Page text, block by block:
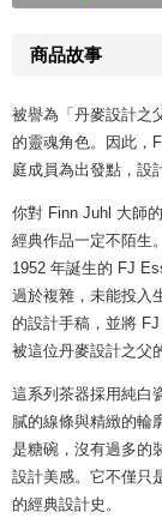
商品故事
被譽為「丹麥設計之
的靈魂角色。因此，
庭成員為出發點，設
你對 Finn Juhl 大師
經典作品一定不陌生
1952 年誕生的 FJ
過於複雜，未能投入
的設計手稿，並將
被這位丹麥設計之父
這系列茶器採用純白
膩的線條與精緻的輪
是糖碗，沒有過多的
設計美感。它不僅只
的經典設計史。